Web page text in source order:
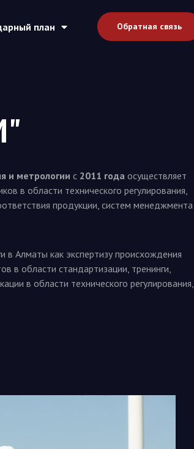
план Обратная связь
и метрологии с 2011 года осуществляет
в области технического регулирования,
продукции, систем менеджмента
в Алматы как экспертизу происхождения
в области стандартизации, тренинги,
в области технического регулирования,